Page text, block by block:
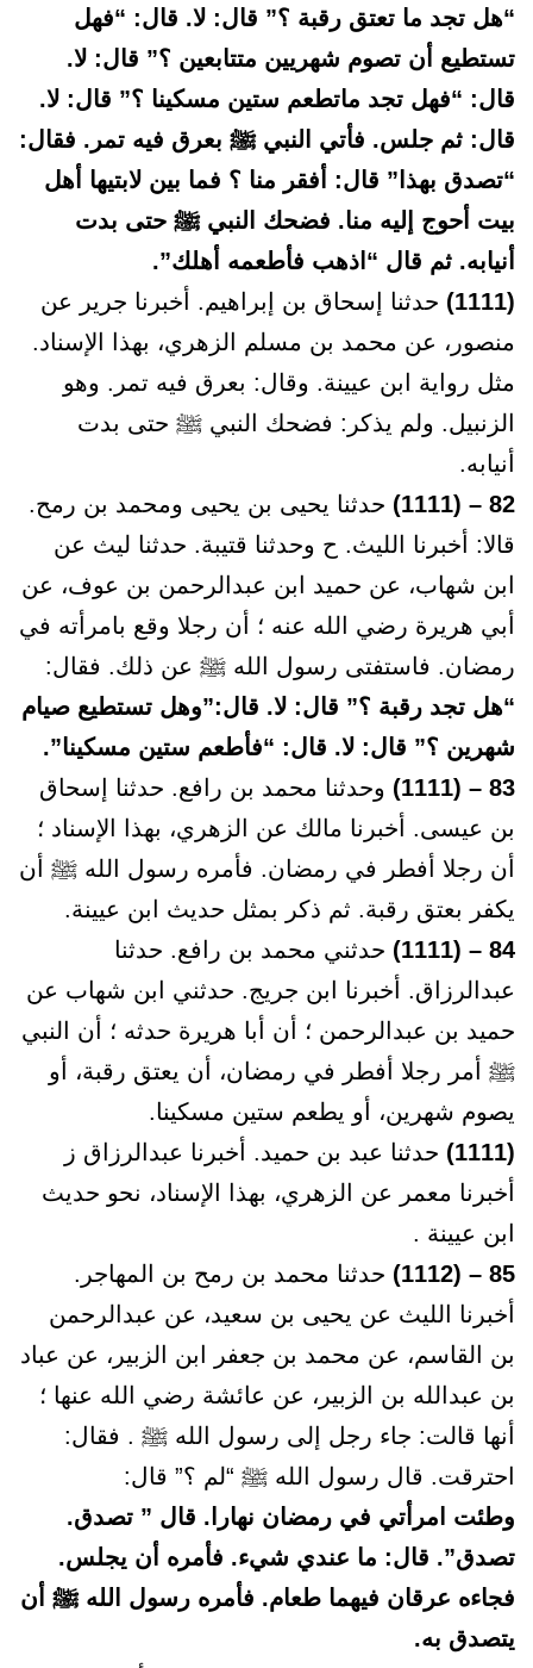
“هل تجد ما تعتق رقبة ؟” قال: لا. قال: “فهل
تستطيع أن تصوم شهريين متتابعين ؟” قال: لا.
قال: “فهل تجد ماتطعم ستين مسكينا ؟” قال: لا.
قال: ثم جلس. فأتي النبي ﷺ بعرق فيه تمر. فقال:
“تصدق بهذا” قال: أفقر منا ؟ فما بين لابتيها أهل
بيت أحوج إليه منا. فضحك النبي ﷺ حتى بدت
أنيابه. ثم قال “اذهب فأطعمه أهلك”.
(1111)
حدثنا إسحاق بن إبراهيم. أخبرنا جرير عن
منصور، عن محمد بن مسلم الزهري، بهذا الإسناد.
مثل رواية ابن عيينة. وقال: بعرق فيه تمر. وهو
الزنبيل. ولم يذكر: فضحك النبي ﷺ حتى بدت
أنيابه.
82 – (1111)
حدثنا يحيى بن يحيى ومحمد بن رمح.
قالا: أخبرنا الليث. ح وحدثنا قتيبة. حدثنا ليث عن
ابن شهاب، عن حميد ابن عبدالرحمن بن عوف، عن
أبي هريرة رضي الله عنه ؛ أن رجلا وقع بامرأته في
رمضان. فاستفتى رسول الله ﷺ عن ذلك. فقال:
“هل تجد رقبة ؟” قال: لا. قال:”وهل تستطيع صيام
شهرين ؟” قال: لا. قال: “فأطعم ستين مسكينا”.
83 – (1111)
وحدثنا محمد بن رافع. حدثنا إسحاق
بن عيسى. أخبرنا مالك عن الزهري، بهذا الإسناد ؛
أن رجلا أفطر في رمضان. فأمره رسول الله ﷺ أن
يكفر بعتق رقبة. ثم ذكر بمثل حديث ابن عيينة.
84 – (1111)
حدثني محمد بن رافع. حدثنا
عبدالرزاق. أخبرنا ابن جريج. حدثني ابن شهاب عن
حميد بن عبدالرحمن ؛ أن أبا هريرة حدثه ؛ أن النبي
ﷺ أمر رجلا أفطر في رمضان، أن يعتق رقبة، أو
يصوم شهرين، أو يطعم ستين مسكينا.
(1111)
حدثنا عبد بن حميد. أخبرنا عبدالرزاق ز
أخبرنا معمر عن الزهري، بهذا الإسناد، نحو حديث
ابن عيينة .
85
– (1112)
حدثنا محمد بن رمح بن المهاجر.
أخبرنا الليث عن يحيى بن سعيد، عن عبدالرحمن
بن القاسم، عن محمد بن جعفر ابن الزبير، عن عباد
بن عبدالله بن الزبير، عن عائشة رضي الله عنها ؛
أنها قالت: جاء رجل إلى رسول الله ﷺ . فقال:
احترقت. قال رسول الله ﷺ “لم ؟” قال:
وطئت امرأتي في رمضان نهارا. قال ” تصدق.
تصدق”. قال: ما عندي شيء. فأمره أن يجلس.
فجاءه عرقان فيهما طعام. فأمره رسول الله ﷺ أن
يتصدق به.